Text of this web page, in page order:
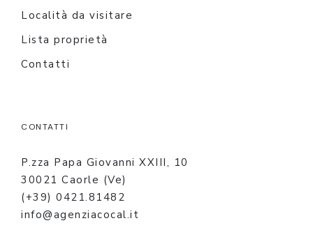
Località da visitare
Lista proprietà
Contatti
CONTATTI
P.zza Papa Giovanni XXIII, 10
30021 Caorle (Ve)
(+39) 0421.81482
info@agenziacocal.it